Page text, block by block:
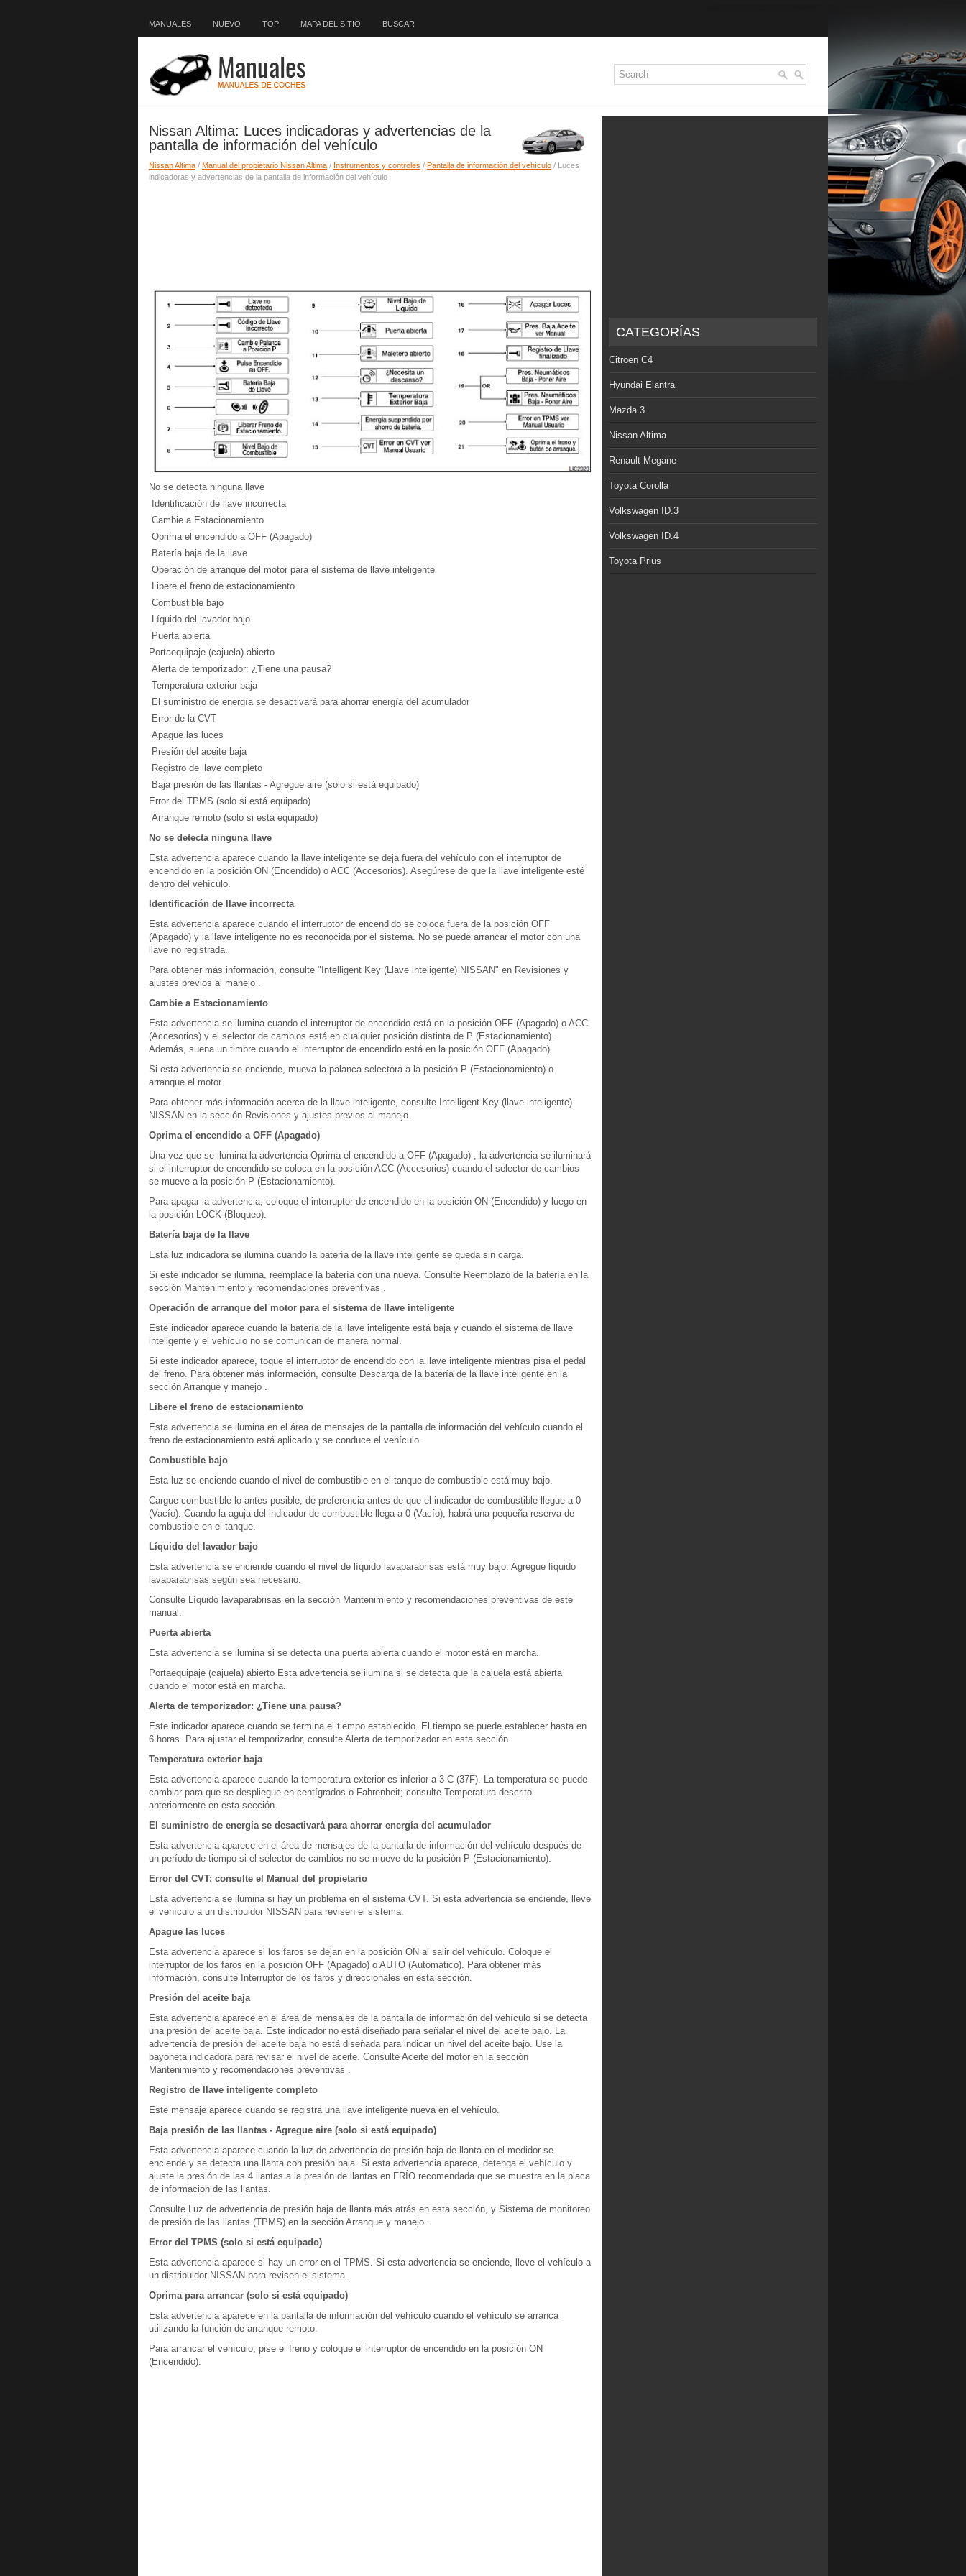
MANUALES NUEVO TOP MAPA DEL SITIO BUSCAR
Nissan Altima: Luces indicadoras y advertencias de la
pantalla de información del vehículo
Nissan Altima / Manual del propietario Nissan Altima / Instrumentos y controles / Pantalla de información del vehículo / Luces
indicadoras y advertencias de la pantalla de información del vehículo
No se detecta ninguna llave
Identificación de llave incorrecta
Cambie a Estacionamiento
Oprima el encendido a OFF (Apagado)
Batería baja de la llave
Operación de arranque del motor para el sistema de llave inteligente
Libere el freno de estacionamiento
Combustible bajo
Líquido del lavador bajo
Puerta abierta
Portaequipaje (cajuela) abierto
Alerta de temporizador: ¿Tiene una pausa?
Temperatura exterior baja
El suministro de energía se desactivará para ahorrar energía del acumulador
Error de la CVT
Apague las luces
Presión del aceite baja
Registro de llave completo
Baja presión de las llantas - Agregue aire (solo si está equipado)
Error del TPMS (solo si está equipado)
Arranque remoto (solo si está equipado)
No se detecta ninguna llave
Esta advertencia aparece cuando la llave inteligente se deja fuera del vehículo con el interruptor de
encendido en la posición ON (Encendido) o ACC (Accesorios). Asegúrese de que la llave inteligente esté
dentro del vehículo.
Identificación de llave incorrecta
Esta advertencia aparece cuando el interruptor de encendido se coloca fuera de la posición OFF
(Apagado) y la llave inteligente no es reconocida por el sistema. No se puede arrancar el motor con una
llave no registrada.
Para obtener más información, consulte "Intelligent Key (Llave inteligente) NISSAN" en Revisiones y
ajustes previos al manejo .
Cambie a Estacionamiento
Esta advertencia se ilumina cuando el interruptor de encendido está en la posición OFF (Apagado) o ACC
(Accesorios) y el selector de cambios está en cualquier posición distinta de P (Estacionamiento).
Además, suena un timbre cuando el interruptor de encendido está en la posición OFF (Apagado).
Si esta advertencia se enciende, mueva la palanca selectora a la posición P (Estacionamiento) o
arranque el motor.
Para obtener más información acerca de la llave inteligente, consulte Intelligent Key (llave inteligente)
NISSAN en la sección Revisiones y ajustes previos al manejo .
Oprima el encendido a OFF (Apagado)
Una vez que se ilumina la advertencia Oprima el encendido a OFF (Apagado) , la advertencia se iluminará
si el interruptor de encendido se coloca en la posición ACC (Accesorios) cuando el selector de cambios
se mueve a la posición P (Estacionamiento).
Para apagar la advertencia, coloque el interruptor de encendido en la posición ON (Encendido) y luego en
la posición LOCK (Bloqueo).
Batería baja de la llave
Esta luz indicadora se ilumina cuando la batería de la llave inteligente se queda sin carga.
Si este indicador se ilumina, reemplace la batería con una nueva. Consulte Reemplazo de la batería en la
sección Mantenimiento y recomendaciones preventivas .
Operación de arranque del motor para el sistema de llave inteligente
Este indicador aparece cuando la batería de la llave inteligente está baja y cuando el sistema de llave
inteligente y el vehículo no se comunican de manera normal.
Si este indicador aparece, toque el interruptor de encendido con la llave inteligente mientras pisa el pedal
del freno. Para obtener más información, consulte Descarga de la batería de la llave inteligente en la
sección Arranque y manejo .
Libere el freno de estacionamiento
Esta advertencia se ilumina en el área de mensajes de la pantalla de información del vehículo cuando el
freno de estacionamiento está aplicado y se conduce el vehículo.
Combustible bajo
Esta luz se enciende cuando el nivel de combustible en el tanque de combustible está muy bajo.
Cargue combustible lo antes posible, de preferencia antes de que el indicador de combustible llegue a 0
(Vacío). Cuando la aguja del indicador de combustible llega a 0 (Vacío), habrá una pequeña reserva de
combustible en el tanque.
Líquido del lavador bajo
Esta advertencia se enciende cuando el nivel de líquido lavaparabrisas está muy bajo. Agregue líquido
lavaparabrisas según sea necesario.
Consulte Líquido lavaparabrisas en la sección Mantenimiento y recomendaciones preventivas de este
manual.
Puerta abierta
Esta advertencia se ilumina si se detecta una puerta abierta cuando el motor está en marcha.
Portaequipaje (cajuela) abierto Esta advertencia se ilumina si se detecta que la cajuela está abierta
cuando el motor está en marcha.
Alerta de temporizador: ¿Tiene una pausa?
Este indicador aparece cuando se termina el tiempo establecido. El tiempo se puede establecer hasta en
6 horas. Para ajustar el temporizador, consulte Alerta de temporizador en esta sección.
Temperatura exterior baja
Esta advertencia aparece cuando la temperatura exterior es inferior a 3 C (37F). La temperatura se puede
cambiar para que se despliegue en centígrados o Fahrenheit; consulte Temperatura descrito
anteriormente en esta sección.
El suministro de energía se desactivará para ahorrar energía del acumulador
Esta advertencia aparece en el área de mensajes de la pantalla de información del vehículo después de
un período de tiempo si el selector de cambios no se mueve de la posición P (Estacionamiento).
Error del CVT: consulte el Manual del propietario
Esta advertencia se ilumina si hay un problema en el sistema CVT. Si esta advertencia se enciende, lleve
el vehículo a un distribuidor NISSAN para revisen el sistema.
Apague las luces
Esta advertencia aparece si los faros se dejan en la posición ON al salir del vehículo. Coloque el
interruptor de los faros en la posición OFF (Apagado) o AUTO (Automático). Para obtener más
información, consulte Interruptor de los faros y direccionales en esta sección.
Presión del aceite baja
Esta advertencia aparece en el área de mensajes de la pantalla de información del vehículo si se detecta
una presión del aceite baja. Este indicador no está diseñado para señalar el nivel del aceite bajo. La
advertencia de presión del aceite baja no está diseñada para indicar un nivel del aceite bajo. Use la
bayoneta indicadora para revisar el nivel de aceite. Consulte Aceite del motor en la sección
Mantenimiento y recomendaciones preventivas .
Registro de llave inteligente completo
Este mensaje aparece cuando se registra una llave inteligente nueva en el vehículo.
Baja presión de las llantas - Agregue aire (solo si está equipado)
Esta advertencia aparece cuando la luz de advertencia de presión baja de llanta en el medidor se
enciende y se detecta una llanta con presión baja. Si esta advertencia aparece, detenga el vehículo y
ajuste la presión de las 4 llantas a la presión de llantas en FRÍO recomendada que se muestra en la placa
de información de las llantas.
Consulte Luz de advertencia de presión baja de llanta más atrás en esta sección, y Sistema de monitoreo
de presión de las llantas (TPMS) en la sección Arranque y manejo .
Error del TPMS (solo si está equipado)
Esta advertencia aparece si hay un error en el TPMS. Si esta advertencia se enciende, lleve el vehículo a
un distribuidor NISSAN para revisen el sistema.
Oprima para arrancar (solo si está equipado)
Esta advertencia aparece en la pantalla de información del vehículo cuando el vehículo se arranca
utilizando la función de arranque remoto.
Para arrancar el vehículo, pise el freno y coloque el interruptor de encendido en la posición ON
(Encendido).
CATEGORÍAS
Citroen C4
Hyundai Elantra
Mazda 3
Nissan Altima
Renault Megane
Toyota Corolla
Volkswagen ID.3
Volkswagen ID.4
Toyota Prius